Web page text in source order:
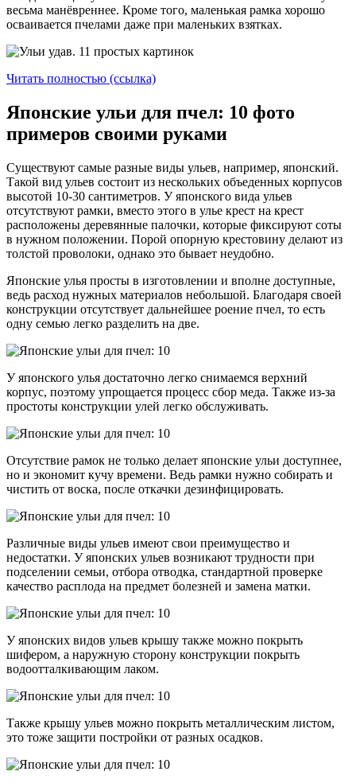
весьма манёвреннее. Кроме того, маленькая рамка хорошо
осваивается пчелами даже при маленьких взятках.
Читать полностью (ссылка)
Японские ульи для пчел: 10 фото
примеров своими руками
Существуют самые разные виды ульев, например, японский.
Такой вид ульев состоит из нескольких объеденных корпусов
высотой 10-30 сантиметров. У японского вида ульев
отсутствуют рамки, вместо этого в улье крест на крест
расположены деревянные палочки, которые фиксируют соты
в нужном положении. Порой опорную крестовину делают из
толстой проволоки, однако это бывает неудобно.
Японские улья просты в изготовлении и вполне доступные,
ведь расход нужных материалов небольшой. Благодаря своей
конструкции отсутствует дальнейшее роение пчел, то есть
одну семью легко разделить на две.
У японского улья достаточно легко снимаемся верхний
корпус, поэтому упрощается процесс сбор меда. Также из-за
простоты конструкции улей легко обслуживать.
Отсутствие рамок не только делает японские ульи доступнее,
но и экономит кучу времени. Ведь рамки нужно собирать и
чистить от воска, после откачки дезинфицировать.
Различные виды ульев имеют свои преимущество и
недостатки. У японских ульев возникают трудности при
подселении семьи, отбора отводка, стандартной проверке
качество расплода на предмет болезней и замена матки.
У японских видов ульев крышу также можно покрыть
шифером, а наружную сторону конструкции покрыть
водоотталкивающим лаком.
Также крышу ульев можно покрыть металлическим листом,
это тоже защити постройки от разных осадков.